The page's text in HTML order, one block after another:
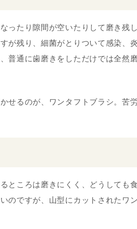
ったり隙間が空いたりして磨き残
が残り、細菌がとりついて感染、
普通に歯磨きをしただけでは全然
せるのが、ワンタフトブラシ。苦
ところは磨きにくく、どうしても
のですが、山型にカットされたワ